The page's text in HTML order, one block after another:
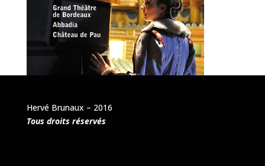
Hervé Brunaux – 2016
Tous droits réservés